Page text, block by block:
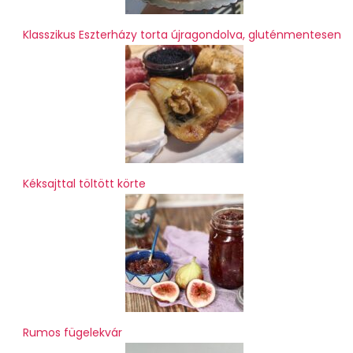
Klasszikus Eszterházy torta újragondolva, gluténmentesen
Kéksajttal töltött körte
Rumos fügelekvár